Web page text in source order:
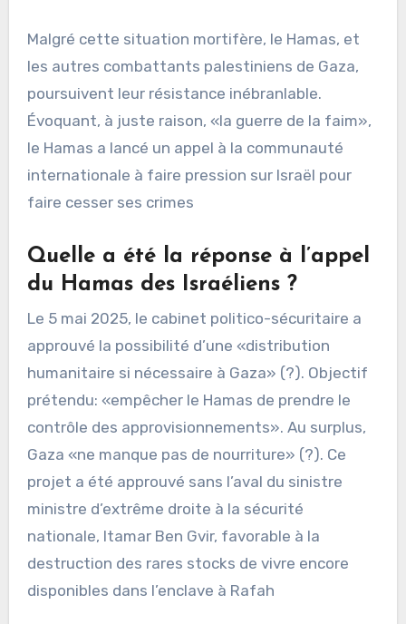
Malgré cette situation mortifère, le Hamas, et
les autres combattants palestiniens de Gaza,
poursuivent leur résistance inébranlable.
Évoquant, à juste raison, «la guerre de la faim»,
le Hamas a lancé un appel à la communauté
internationale à faire pression sur Israël pour
faire cesser ses crimes
Quelle a été la réponse à l’appel
du Hamas des Israéliens ?
Le 5 mai 2025, le cabinet politico-sécuritaire a
approuvé la possibilité d’une «distribution
humanitaire si nécessaire à Gaza» (?). Objectif
prétendu: «empêcher le Hamas de prendre le
contrôle des approvisionnements». Au surplus,
Gaza «ne manque pas de nourriture» (?). Ce
projet a été approuvé sans l’aval du sinistre
ministre d’extrême droite à la sécurité
nationale, Itamar Ben Gvir, favorable à la
destruction des rares stocks de vivre encore
disponibles dans l’enclave à Rafah